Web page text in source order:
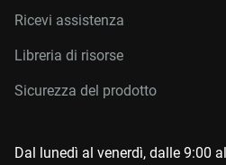
Ricevi assistenza
Libreria di risorse
Sicurezza del prodotto
Dal lunedì al venerdì, dalle 9:00